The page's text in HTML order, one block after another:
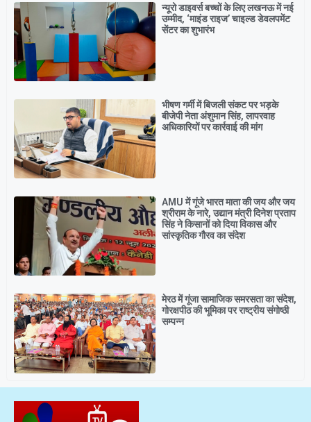
न्यूरो डाइवर्स बच्चों के लिए लखनऊ में नई
उम्मीद, ‘माइंड राइज’ चाइल्ड डेवलपमेंट
सेंटर का शुभारंभ
भीषण गर्मी में बिजली संकट पर भड़के
बीजेपी नेता अंशुमान सिंह, लापरवाह
अधिकारियों पर कार्रवाई की मांग
AMU में गूंजे भारत माता की जय और जय
श्रीराम के नारे, उद्यान मंत्री दिनेश प्रताप
सिंह ने किसानों को दिया विकास और
सांस्कृतिक गौरव का संदेश
मेरठ में गूंजा सामाजिक समरसता का संदेश,
गोरक्षपीठ की भूमिका पर राष्ट्रीय संगोष्ठी
सम्पन्न